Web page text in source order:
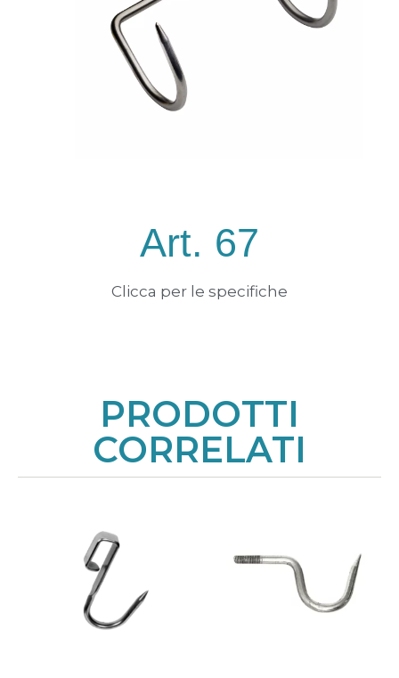
Art. 67
Clicca per le specifiche
PRODOTTI
CORRELATI